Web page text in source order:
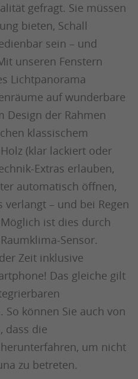
gefragt. Sie müssen
bieten, Schall
sein – und
unseren Fenstern
Lichtpanorama
auf wunderbare
Design der Rahmen
klassischem
(klar lackiert oder
Extras erlauben,
automatisch öffnen,
– und bei Regen
ist dies durch
Sensor.
Zeit inklusive
Das gleiche gilt
So können Sie auch von
dass die
um nicht
zu betreten.